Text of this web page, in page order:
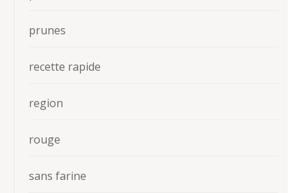
prunes
recette rapide
region
rouge
sans farine